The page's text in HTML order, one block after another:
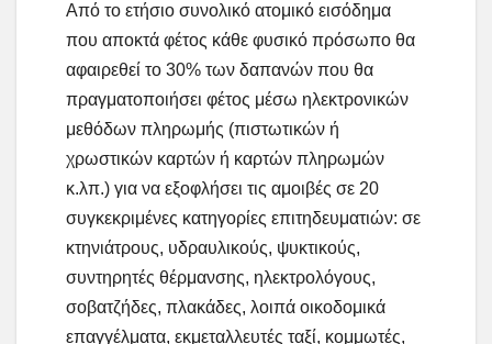
Από το ετήσιο συνολικό ατομικό εισόδημα
που αποκτά φέτος κάθε φυσικό πρόσωπο θα
αφαιρεθεί το 30% των δαπανών που θα
πραγματοποιήσει φέτος μέσω ηλεκτρονικών
μεθόδων πληρωμής (πιστωτικών ή
χρωστικών καρτών ή καρτών πληρωμών
κ.λπ.) για να εξοφλήσει τις αμοιβές σε 20
συγκεκριμένες κατηγορίες επιτηδευματιών: σε
κτηνιάτρους, υδραυλικούς, ψυκτικούς,
συντηρητές θέρμανσης, ηλεκτρολόγους,
σοβατζήδες, πλακάδες, λοιπά οικοδομικά
επαγγέλματα, εκμεταλλευτές ταξί, κομμωτές,